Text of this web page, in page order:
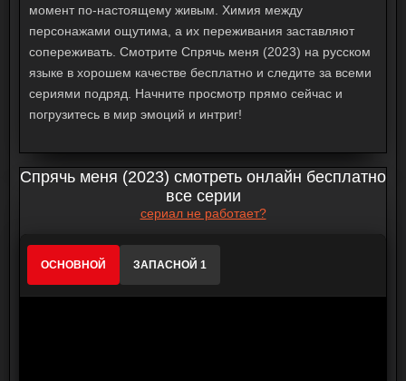
момент по-настоящему живым. Химия между
персонажами ощутима, а их переживания заставляют
сопереживать. Смотрите Спрячь меня (2023) на русском
языке в хорошем качестве бесплатно и следите за всеми
сериями подряд. Начните просмотр прямо сейчас и
погрузитесь в мир эмоций и интриг!
Спрячь меня (2023) смотреть онлайн бесплатно
все серии
сериал не работает?
ОСНОВНОЙ ЗАПАСНОЙ 1